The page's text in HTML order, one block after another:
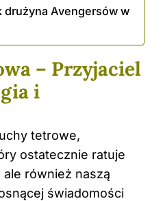
drużyna Avengersów w
– Przyjaciel
i
tetrowe,
ostatecznie ratuje
również naszą
świadomości